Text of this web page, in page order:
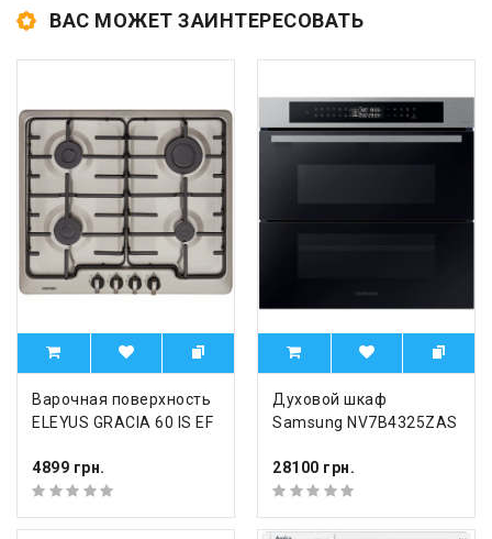
ВАС МОЖЕТ ЗАИНТЕРЕСОВАТЬ
Варочная поверхность
ELEYUS GRACIA 60 IS EF
4899 грн.
Духовой шкаф
Samsung NV7B4325ZAS
28100 грн.